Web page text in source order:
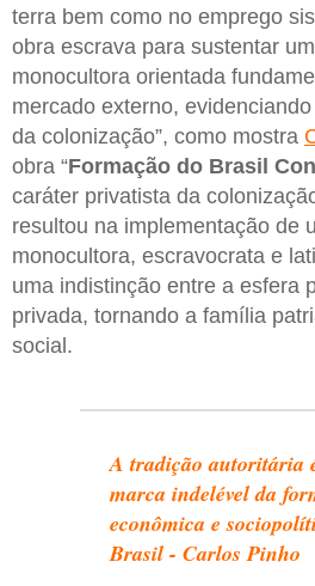
terra bem como no emprego
obra escrava para sustentar
monocultora orientada
mercado externo,
da colonização”, como mostra
obra “Formação do Brasil
caráter privatista da
resultou na implementação de
monocultora, escravocrata e
uma indistinção entre a esfera
privada, tornando a família
social.
A tradição autoritária
marca indelével da
econômica e
Brasil - Carlos Pinho